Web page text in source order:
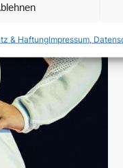
& HaftungImpressum,